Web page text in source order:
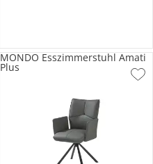
MONDO Esszimmerstuhl Amati
Plus